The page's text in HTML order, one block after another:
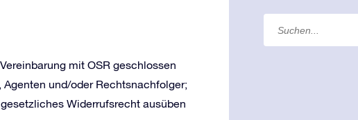
mit OSR geschlossen
und/oder Rechtsnachfolger;
Widerrufsrecht ausüben